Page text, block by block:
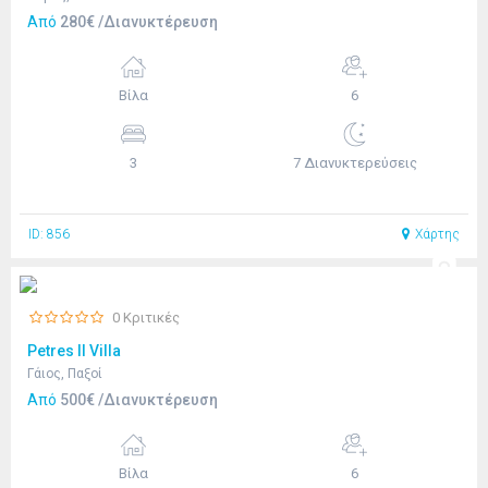
Από 280€ /Διανυκτέρευση
Βίλα 6
3 7 Διανυκτερεύσεις
ID: 856 Χάρτης
0 Κριτικές
Petres II Villa
Γάιος, Παξοί
Από 500€ /Διανυκτέρευση
Βίλα 6